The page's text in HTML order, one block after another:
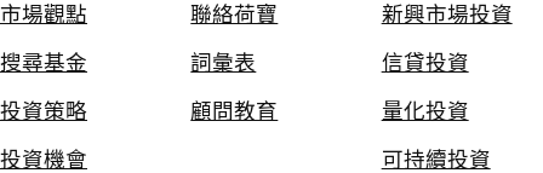
市場觀點
搜尋基金
投資策略
投資機會
聯絡荷寶
詞彙表
顧問教育
新興市場投資
信貸投資
量化投資
可持續投資